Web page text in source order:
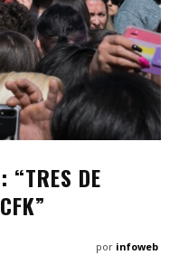
“TRES DE
por infoweb